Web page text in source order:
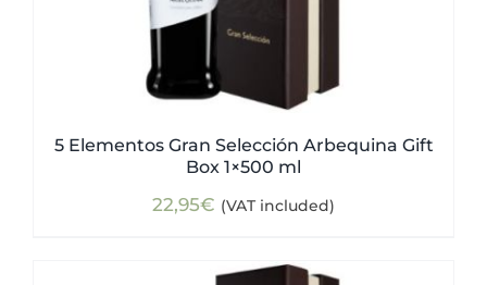
5 Elementos Gran Selección Arbequina Gift
Box 1×500 ml
22,95€ (VAT included)